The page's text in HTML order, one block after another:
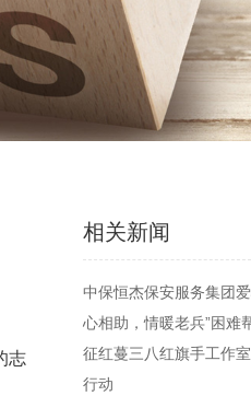
志
相关新闻
中保恒杰保安服务集团
心相助，情暖老兵”困难
征红蔓三八红旗手工作
行动